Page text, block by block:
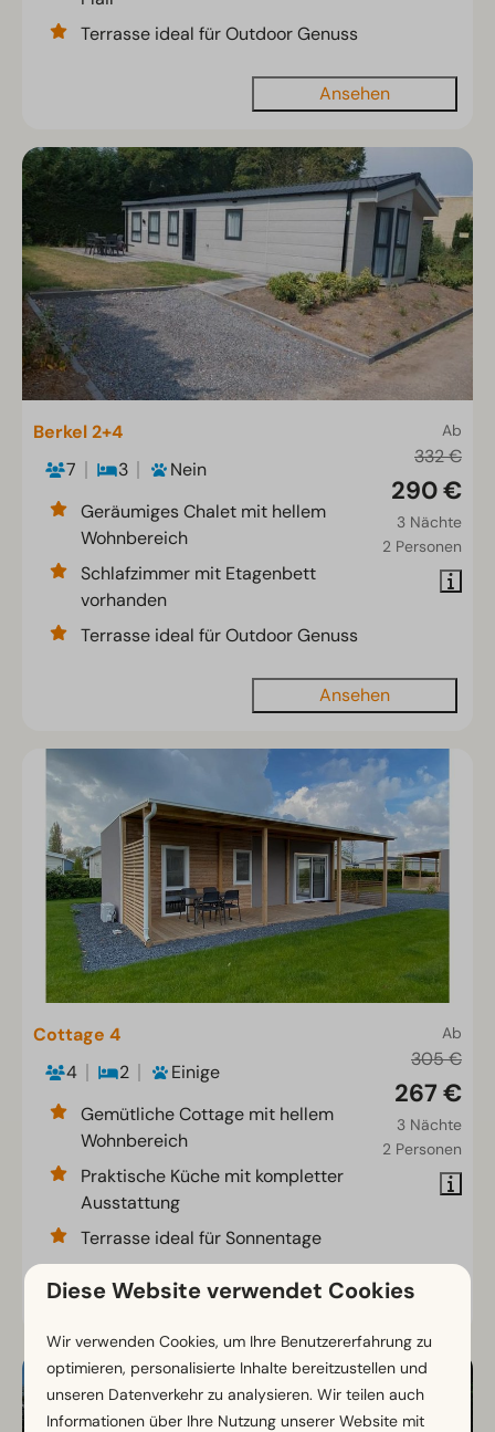
Terrasse ideal für Outdoor Genuss
Ansehen
Ab
332 €
290 €
3 Nächte
2 Personen
Berkel 2+4
7
3
Nein
Geräumiges Chalet mit hellem
Wohnbereich
Schlafzimmer mit Etagenbett
vorhanden
Terrasse ideal für Outdoor Genuss
Ansehen
Ab
305 €
267 €
3 Nächte
2 Personen
Cottage 4
4
2
Einige
Gemütliche Cottage mit hellem
Wohnbereich
Praktische Küche mit kompletter
Ausstattung
Terrasse ideal für Sonnentage
Ansehen
Diese Website verwendet Cookies
Wir verwenden Cookies, um Ihre Benutzererfahrung zu
optimieren, personalisierte Inhalte bereitzustellen und
unseren Datenverkehr zu analysieren. Wir teilen auch
Informationen über Ihre Nutzung unserer Website mit